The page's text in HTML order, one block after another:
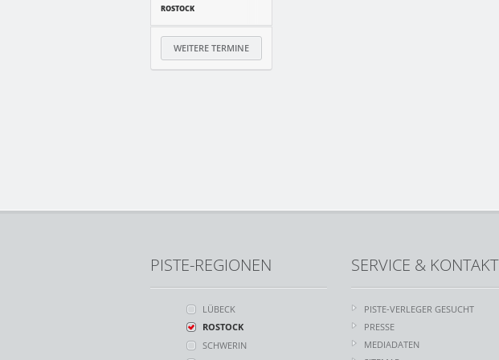
ROSTOCK
WEITERE TERMINE
PISTE-REGIONEN
LÜBECK
ROSTOCK
SCHWERIN
SERVICE & KONTAKT
PISTE-VERLEGER GESUCHT
PRESSE
MEDIADATEN